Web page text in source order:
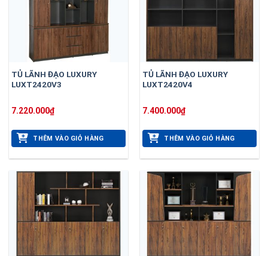
TỦ LÃNH ĐẠO LUXURY
LUXT2420V3
7.220.000₫
THÊM VÀO GIỎ HÀNG
TỦ LÃNH ĐẠO LUXURY
LUXT2420V4
7.400.000₫
THÊM VÀO GIỎ HÀNG